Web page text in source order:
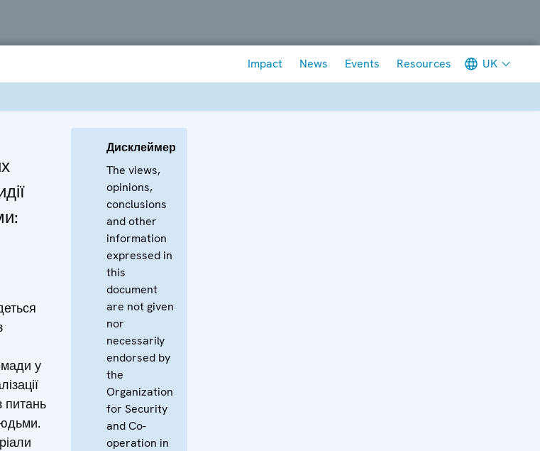
Impact News Events Resources UK
у
питань
Дисклеймер
The views,
opinions,
conclusions
and other
information
expressed in
this
document
are not given
nor
necessarily
endorsed by
the
Organization
for Security
and Co-
operation in